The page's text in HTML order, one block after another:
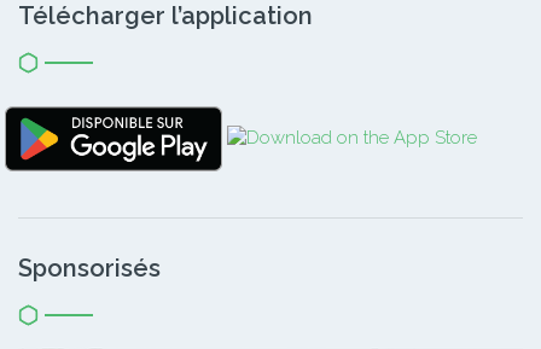
Télécharger l’application
Sponsorisés